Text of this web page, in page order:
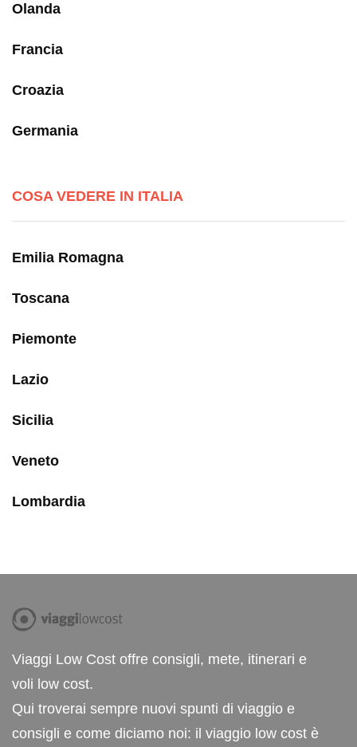
Olanda
Francia
Croazia
Germania
COSA VEDERE IN ITALIA
Emilia Romagna
Toscana
Piemonte
Lazio
Sicilia
Veneto
Lombardia
Viaggi Low Cost offre consigli, mete, itinerari e
voli low cost.
Qui troverai sempre nuovi spunti di viaggio e
consigli e come diciamo noi: il viaggio low cost è